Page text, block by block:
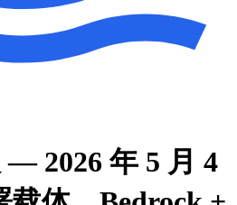
2026 年 5 月 4